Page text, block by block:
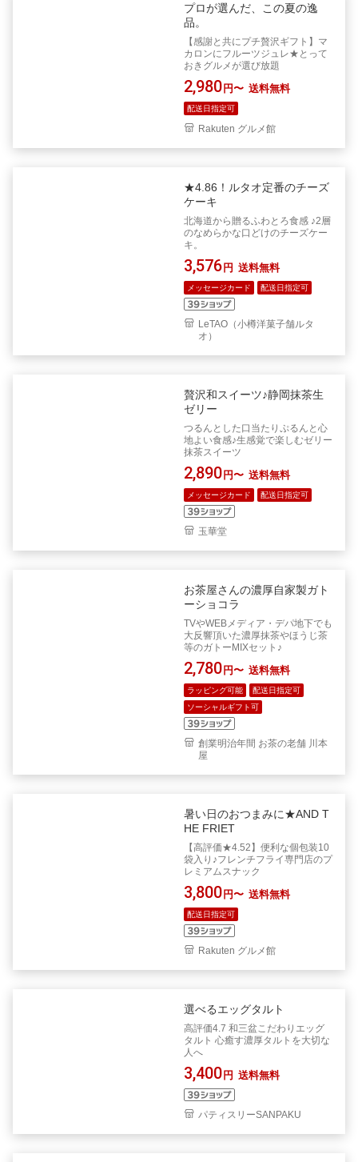
プロが選んだ、この夏の逸
品。
【感謝と共にプチ贅沢ギフト】マ
カロンにフルーツジュレ★とって
おきグルメが選び放題
2,980 円〜 送料無料
配送日指定可
Rakuten グルメ館
★4.86！ルタオ定番のチーズ
ケーキ
北海道から贈るふわとろ食感 ♪2層
のなめらかな口どけのチーズケー
キ。
3,576 円 送料無料
メッセージカード 配送日指定可
LeTAO（小樽洋菓子舗ルタ
オ）
贅沢和スイーツ♪静岡抹茶生
ゼリー
つるんとした口当たりぷるんと心
地よい食感♪生感覚で楽しむゼリー
抹茶スイーツ
2,890 円〜 送料無料
メッセージカード 配送日指定可
玉華堂
お茶屋さんの濃厚自家製ガト
ーショコラ
TVやWEBメディア・デパ地下でも
大反響頂いた濃厚抹茶やほうじ茶
等のガトーMIXセット♪
2,780 円〜 送料無料
ラッピング可能
配送日指定可
ソーシャルギフト可
創業明治年間 お茶の老舗 川本
屋
暑い日のおつまみに★AND T
HE FRIET
【高評価★4.52】便利な個包装10
袋入り♪フレンチフライ専門店のプ
レミアムスナック
3,800 円〜 送料無料
配送日指定可
Rakuten グルメ館
選べるエッグタルト
高評価4.7 和三盆こだわりエッグ
タルト 心癒す濃厚タルトを大切な
人へ
3,400 円 送料無料
パティスリーSANPAKU